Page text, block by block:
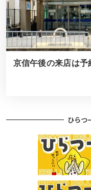
京信午後の来店は予
ひらつ